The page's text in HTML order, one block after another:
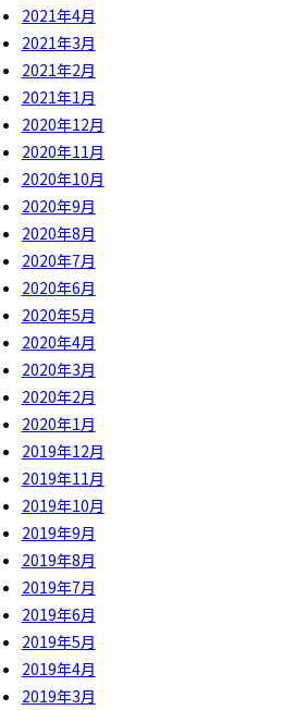
2021年4月
2021年3月
2021年2月
2021年1月
2020年12月
2020年11月
2020年10月
2020年9月
2020年8月
2020年7月
2020年6月
2020年5月
2020年4月
2020年3月
2020年2月
2020年1月
2019年12月
2019年11月
2019年10月
2019年9月
2019年8月
2019年7月
2019年6月
2019年5月
2019年4月
2019年3月